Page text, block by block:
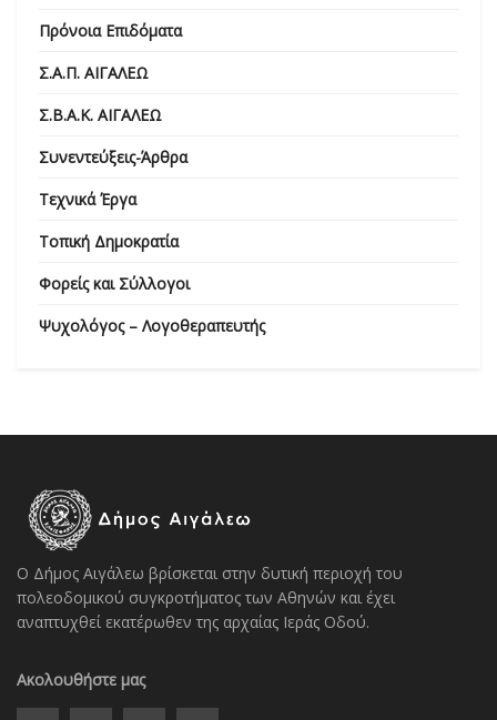
Πρόνοια Επιδόματα
Σ.Α.Π. ΑΙΓΑΛΕΩ
Σ.Β.Α.Κ. ΑΙΓΑΛΕΩ
Συνεντεύξεις-Άρθρα
Τεχνικά Έργα
Τοπική Δημοκρατία
Φορείς και Σύλλογοι
Ψυχολόγος – Λογοθεραπευτής
Ο Δήμος Αιγάλεω βρίσκεται στην δυτική περιοχή του
πολεοδομικού συγκροτήματος των Αθηνών και έχει
αναπτυχθεί εκατέρωθεν της αρχαίας Ιεράς Οδού.
Ακολουθήστε μας